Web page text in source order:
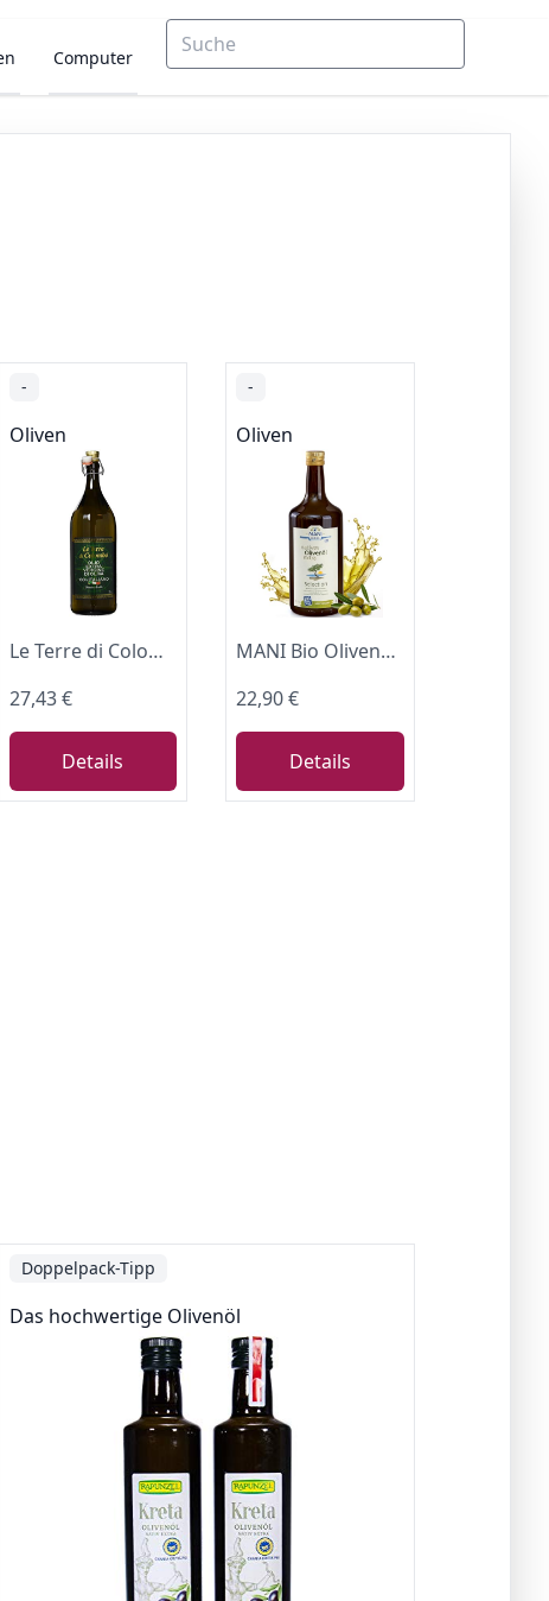
Computer
-
Oliven
Le Terre di Colombo – 100 % Italienisches Natives Olivenöl Extra, Gerippte Flasche mit Mechanischem Verschluss, 2 l
27,43 €
Details
-
Oliven
MANI Bio Olivenöl Nativ Extra 1L aus Koroneiki Oliven kaltextrahiert
22,90 €
Details
Doppelpack-Tipp
Das hochwertige Olivenöl